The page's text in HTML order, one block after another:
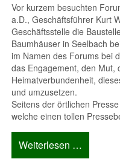
Vor kurzem besuchten
a.D., Geschäftsführer Kurt
Geschäftsstelle die
Baumhäuser in Seelbach
im Namen des Forums bei
das Engagement, den Mut,
Heimatverbundenheit,
und umzusetzen.
Seitens der örtlichen
welche einen tollen
Weiterlesen …